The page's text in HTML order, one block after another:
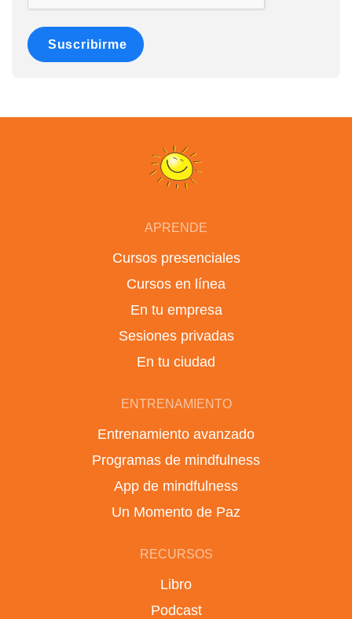
Suscribirme
APRENDE
Cursos presenciales
Cursos en línea
En tu empresa
Sesiones privadas
En tu ciudad
ENTRENAMIENTO
Entrenamiento avanzado
Programas de mindfulness
App de mindfulness
Un Momento de Paz
RECURSOS
Libro
Podcast